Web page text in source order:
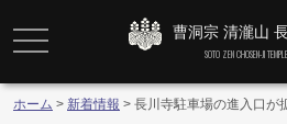
曹洞宗 清瀧山
SOTO ZEN CHOSEN-JI TEMPLE
メニュー
ホーム > 新着情報 > 長川寺駐車場の進入口が